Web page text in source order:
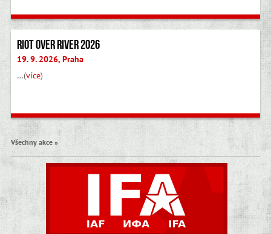
Riot Over River 2026
19. 9. 2026, Praha
…(více)
Všechny akce »